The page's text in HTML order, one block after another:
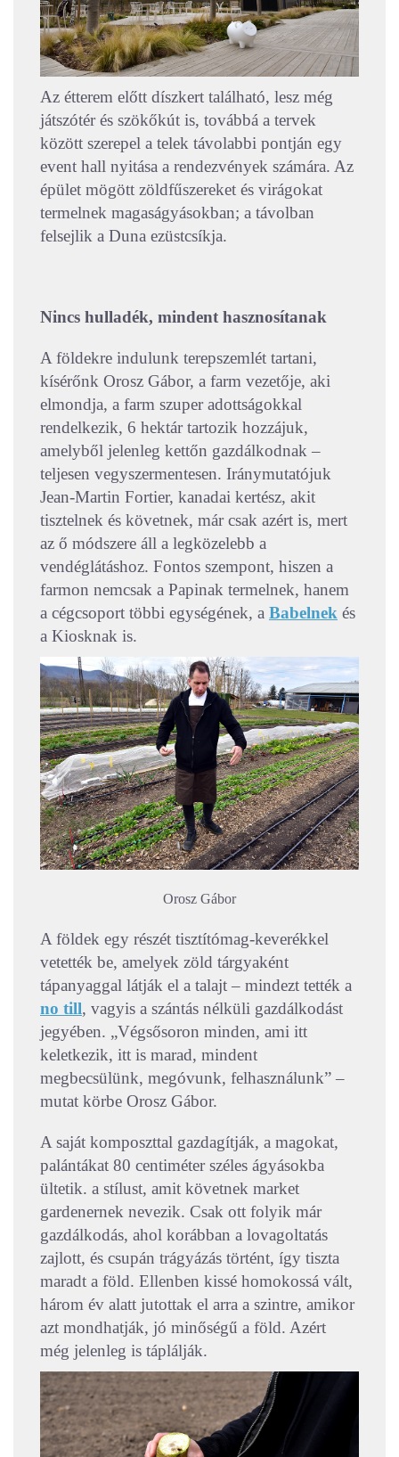
Az étterem előtt díszkert található, lesz még
játszótér és szökőkút is, továbbá a tervek
között szerepel a telek távolabbi pontján egy
event hall nyitása a rendezvények számára. Az
épület mögött zöldfűszereket és virágokat
termelnek magaságyásokban; a távolban
felsejlik a Duna ezüstcsíkja.
Nincs hulladék, mindent hasznosítanak
A földekre indulunk terepszemlét tartani,
kísérőnk Orosz Gábor, a farm vezetője, aki
elmondja, a farm szuper adottságokkal
rendelkezik, 6 hektár tartozik hozzájuk,
amelyből jelenleg kettőn gazdálkodnak –
teljesen vegyszermentesen. Iránymutatójuk
Jean-Martin Fortier, kanadai kertész, akit
tisztelnek és követnek, már csak azért is, mert
az ő módszere áll a legközelebb a
vendéglátáshoz. Fontos szempont, hiszen a
farmon nemcsak a Papinak termelnek, hanem
a cégcsoport többi egységének, a Babelnek és
a Kiosknak is.
Orosz Gábor
A földek egy részét tisztítómag-keverékkel
vetették be, amelyek zöld tárgyaként
tápanyaggal látják el a talajt – mindezt tették a
no till, vagyis a szántás nélküli gazdálkodást
jegyében. „Végsősoron minden, ami itt
keletkezik, itt is marad, mindent
megbecsülünk, megóvunk, felhasználunk” –
mutat körbe Orosz Gábor.
A saját komposzttal gazdagítják, a magokat,
palántákat 80 centiméter széles ágyásokba
ültetik. a stílust, amit követnek market
gardenernek nevezik. Csak ott folyik már
gazdálkodás, ahol korábban a lovagoltatás
zajlott, és csupán trágyázás történt, így tiszta
maradt a föld. Ellenben kissé homokossá vált,
három év alatt jutottak el arra a szintre, amikor
azt mondhatják, jó minőségű a föld. Azért
még jelenleg is táplálják.